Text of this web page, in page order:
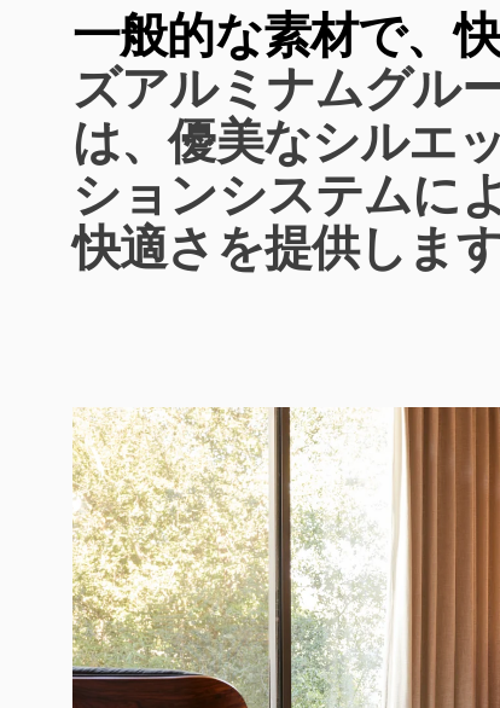
一般的な素材で、
ズアルミナムグル
は、優美なシルエ
ションシステムに
快適さを提供します